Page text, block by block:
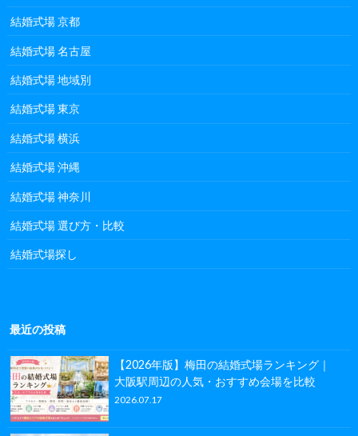
結婚式場 京都
結婚式場 名古屋
結婚式場 地域別
結婚式場 東京
結婚式場 横浜
結婚式場 沖縄
結婚式場 神奈川
結婚式場 選び方・比較
結婚式場探し
最近の投稿
【2026年版】梅田の結婚式場ランキング｜
大阪駅周辺の人気・おすすめ会場を比較
2026.07.17